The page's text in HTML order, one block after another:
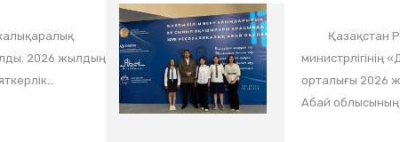
2026 жылдың
Қазақстан
министрлігінің
орталығы 2026
Абай облысының